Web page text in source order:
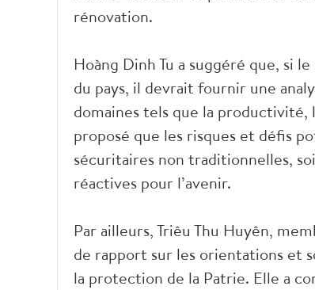
rénovation.
Hoàng Dinh Tu a suggéré que, si
du pays, il devrait fournir une
domaines tels que la productivité,
proposé que les risques et défis
sécuritaires non traditionnelles,
réactives pour l’avenir.
Par ailleurs, Triêu Thu Huyên,
de rapport sur les orientations et
la protection de la Patrie. Elle a